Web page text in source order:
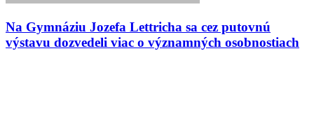
Na Gymnáziu Jozefa Lettricha sa cez putovnú
výstavu dozvedeli viac o významných osobnostiach